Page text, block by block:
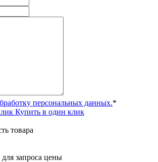
персональных данных.*
Купить в один клик
товара
запроса цены